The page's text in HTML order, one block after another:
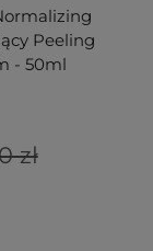
Peeling
- 50ml
zł